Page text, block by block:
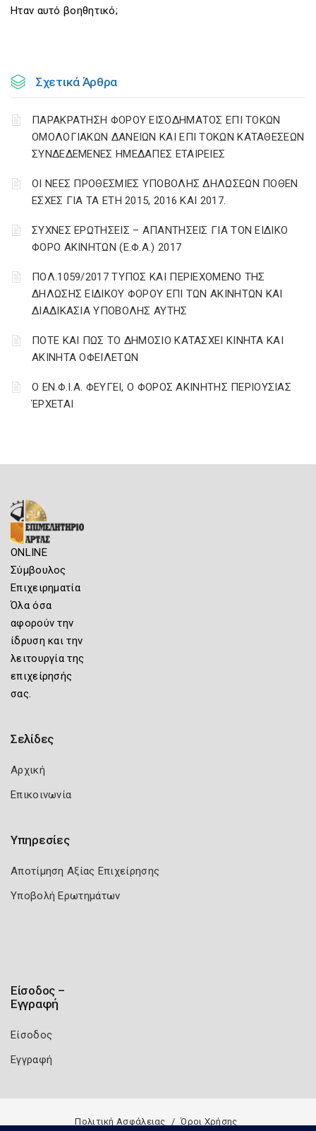
Ηταν αυτό βοηθητικό;
Σχετικά Άρθρα
ΠΑΡΑΚΡΑΤΗΣΗ ΦΟΡΟΥ ΕΙΣΟΔΗΜΑΤΟΣ ΕΠΙ ΤΟΚΩΝ
ΟΜΟΛΟΓΙΑΚΩΝ ΔΑΝΕΙΩΝ ΚΑΙ ΕΠΙ ΤΟΚΩΝ ΚΑΤΑΘΕΣΕΩΝ
ΣΥΝΔΕΔΕΜΕΝΕΣ ΗΜΕΔΑΠΕΣ ΕΤΑΙΡΕΙΕΣ
ΟΙ ΝΕΕΣ ΠΡΟΘΕΣΜΙΕΣ ΥΠΟΒΟΛΗΣ ΔΗΛΩΣΕΩΝ ΠΟΘΕΝ
ΕΣΧΕΣ ΓΙΑ ΤΑ ΕΤΗ 2015, 2016 ΚΑΙ 2017.
ΣΥΧΝΕΣ ΕΡΩΤΗΣΕΙΣ – ΑΠΑΝΤΗΣΕΙΣ ΓΙΑ ΤΟΝ ΕΙΔΙΚΟ
ΦΟΡΟ ΑΚΙΝΗΤΩΝ (Ε.Φ.Α.) 2017
ΠΟΛ.1059/2017 ΤΥΠΟΣ ΚΑΙ ΠΕΡΙΕΧΟΜΕΝΟ ΤΗΣ
ΔΗΛΩΣΗΣ ΕΙΔΙΚΟΥ ΦΟΡΟΥ ΕΠΙ ΤΩΝ ΑΚΙΝΗΤΩΝ ΚΑΙ
ΔΙΑΔΙΚΑΣΙΑ ΥΠΟΒΟΛΗΣ ΑΥΤΗΣ
ΠΟΤΕ ΚΑΙ ΠΩΣ ΤΟ ΔΗΜΟΣΙΟ ΚΑΤΑΣΧΕΙ ΚΙΝΗΤΑ ΚΑΙ
ΑΚΙΝΗΤΑ ΟΦΕΙΛΕΤΩΝ
Ο ΕΝ.Φ.Ι.Α. ΦΕΥΓΕΙ, Ο ΦΟΡΟΣ ΑΚΙΝΗΤΗΣ ΠΕΡΙΟΥΣΙΑΣ
ΈΡΧΕΤΑΙ
ONLINE
Σύμβουλος
Επιχειρηματία
Όλα όσα
αφορούν την
ίδρυση και την
λειτουργία της
επιχείρησής
σας.
Σελίδες
Αρχική
Επικοινωνία
Υπηρεσίες
Αποτίμηση Αξίας Επιχείρησης
Υποβολή Ερωτημάτων
Είσοδος –
Εγγραφή
Είσοδος
Εγγραφή
Πολιτική Ασφάλειας Όροι Χρήσης